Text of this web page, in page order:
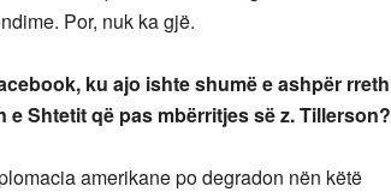
Por, nuk ka gjë.
ku ajo ishte shumë e ashpër rreth
Shtetit që pas mbërritjes së z. Tillerson?
amerikane po degradon nën këtë